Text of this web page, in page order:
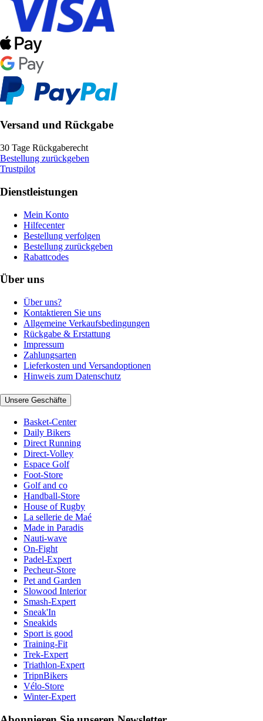
Versand und Rückgabe
30 Tage Rückgaberecht
Bestellung zurückgeben
Trustpilot
Dienstleistungen
Mein Konto
Hilfecenter
Bestellung verfolgen
Bestellung zurückgeben
Rabattcodes
Über uns
Über uns?
Kontaktieren Sie uns
Allgemeine Verkaufsbedingungen
Rückgabe & Erstattung
Impressum
Zahlungsarten
Lieferkosten und Versandoptionen
Hinweis zum Datenschutz
Unsere Geschäfte
Basket-Center
Daily Bikers
Direct Running
Direct-Volley
Espace Golf
Foot-Store
Golf and co
Handball-Store
House of Rugby
La sellerie de Maé
Made in Paradis
Nauti-wave
On-Fight
Padel-Expert
Pecheur-Store
Pet and Garden
Slowood Interior
Smash-Expert
Sneak'In
Sneakids
Sport is good
Training-Fit
Trek-Expert
Triathlon-Expert
TripnBikers
Vélo-Store
Winter-Expert